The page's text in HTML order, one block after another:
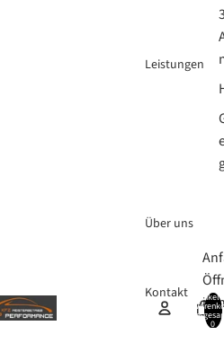
Leistungen
Über uns
Kontakt Artikel
0